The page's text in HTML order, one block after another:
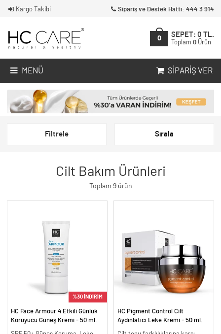
Kargo Takibi Sipariş ve Destek Hattı: 444 3 914
0
SEPET: 0 TL.
Toplam 0 Ürün
MENÜ SIPARIŞ VER
Filtrele Sırala
Cilt Bakım Ürünleri
Toplam 9 ürün
%30 İNDİRİM
HC Face Armour 4 Etkili Günlük
Koruyucu Güneş Kremi - 50 ml.
HC Pigment Control Cilt
Aydınlatıcı Leke Kremi - 50 ml.